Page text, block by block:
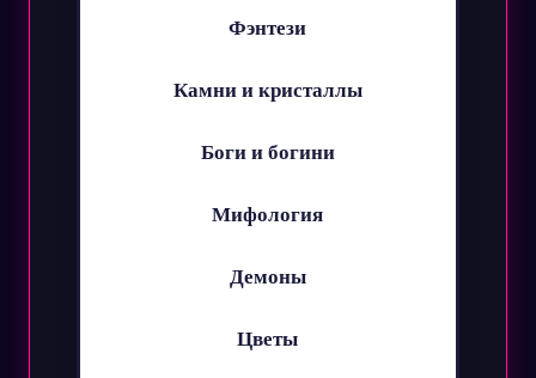
Фэнтези
Камни и кристаллы
Боги и богини
Мифология
Демоны
Цветы